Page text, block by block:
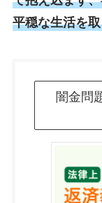
平穏な生活を
闇金問